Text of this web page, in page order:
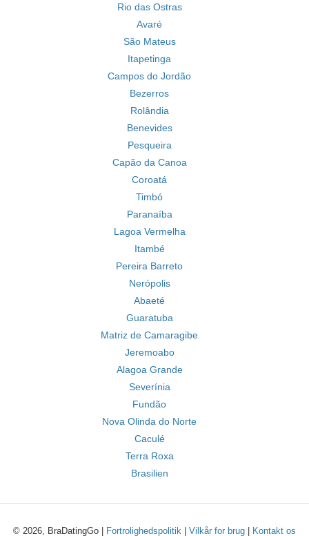
Rio das Ostras
Avaré
São Mateus
Itapetinga
Campos do Jordão
Bezerros
Rolândia
Benevides
Pesqueira
Capão da Canoa
Coroatá
Timbó
Paranaíba
Lagoa Vermelha
Itambé
Pereira Barreto
Nerópolis
Abaeté
Guaratuba
Matriz de Camaragibe
Jeremoabo
Alagoa Grande
Severínia
Fundão
Nova Olinda do Norte
Caculé
Terra Roxa
Brasilien
© 2026, BraDatingGo | Fortrolighedspolitik Vilkår for brug Kontakt os